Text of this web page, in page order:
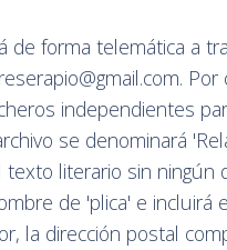
de forma telemática a
independientes
se denominará
literario sin ningún
de 'plica' e incluirá
la dirección postal